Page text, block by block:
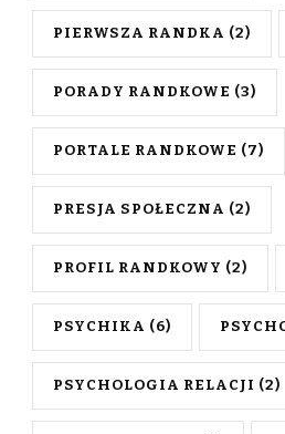
PIERWSZA RANDKA (2)
PORADY RANDKOWE (3)
PORTALE RANDKOWE (7)
PRESJA SPOŁECZNA (2)
PROFIL RANDKOWY (2)
PSYCHIKA (6)
PSYCHOLOGIA RELACJI (2)